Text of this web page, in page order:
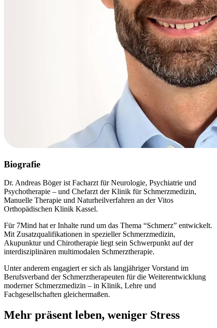
Biografie
Dr. Andreas Böger ist Facharzt für Neurologie, Psychiatrie und
Psychotherapie – und Chefarzt der Klinik für Schmerzmedizin,
Manuelle Therapie und Naturheilverfahren an der Vitos
Orthopädischen Klinik Kassel.
Für 7Mind hat er Inhalte rund um das Thema “Schmerz” entwickelt.
Mit Zusatzqualifikationen in spezieller Schmerzmedizin,
Akupunktur und Chirotherapie liegt sein Schwerpunkt auf der
interdisziplinären multimodalen Schmerztherapie.
Unter anderem engagiert er sich als langjähriger Vorstand im
Berufsverband der Schmerztherapeuten für die Weiterentwicklung
moderner Schmerzmedizin – in Klinik, Lehre und
Fachgesellschaften gleichermaßen.
Mehr präsent leben, weniger Stress